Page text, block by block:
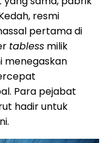
resmi
pertama di
tabless milik
menegaskan
Para pejabat
hadir untuk